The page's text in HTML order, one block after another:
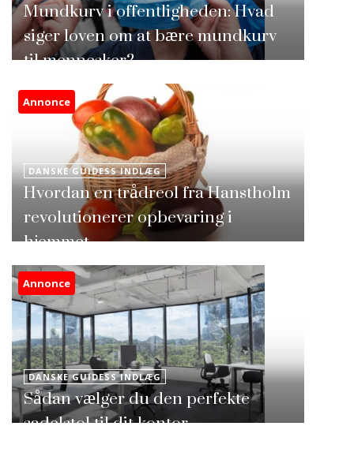
Mundkurv i offentligheden: Hvad
siger loven om at bære mundkurv
til mennesker?
Annonce
DANSKE GUIDESS INDLÆG
Hvordan en trådreol fra Hanstholm
revolutionerer opbevaring i
hjemmet
Annonce
DANSKE GUIDESS INDLÆG
Sådan vælger du den perfekte
sadelstol til dit kontor